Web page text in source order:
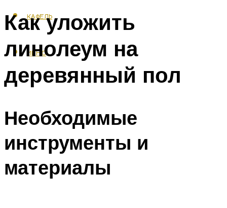
КАФЕЛЬ
МЕНЮ
Как уложить
линолеум на
деревянный пол
Необходимые
инструменты и
материалы